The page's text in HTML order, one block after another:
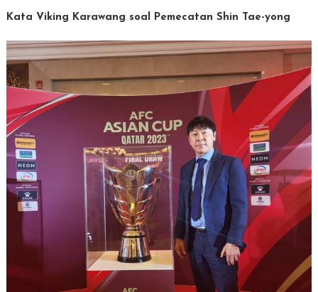
Kata Viking Karawang soal Pemecatan Shin Tae-yong